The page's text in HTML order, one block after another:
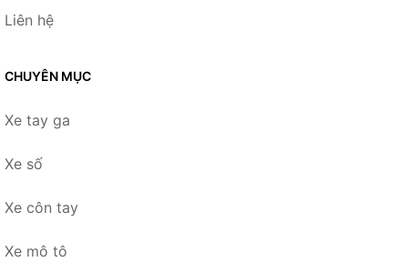
Liên hệ
CHUYÊN MỤC
Xe tay ga
Xe số
Xe côn tay
Xe mô tô